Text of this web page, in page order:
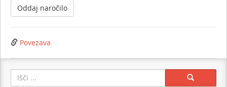
Povezava
Search: